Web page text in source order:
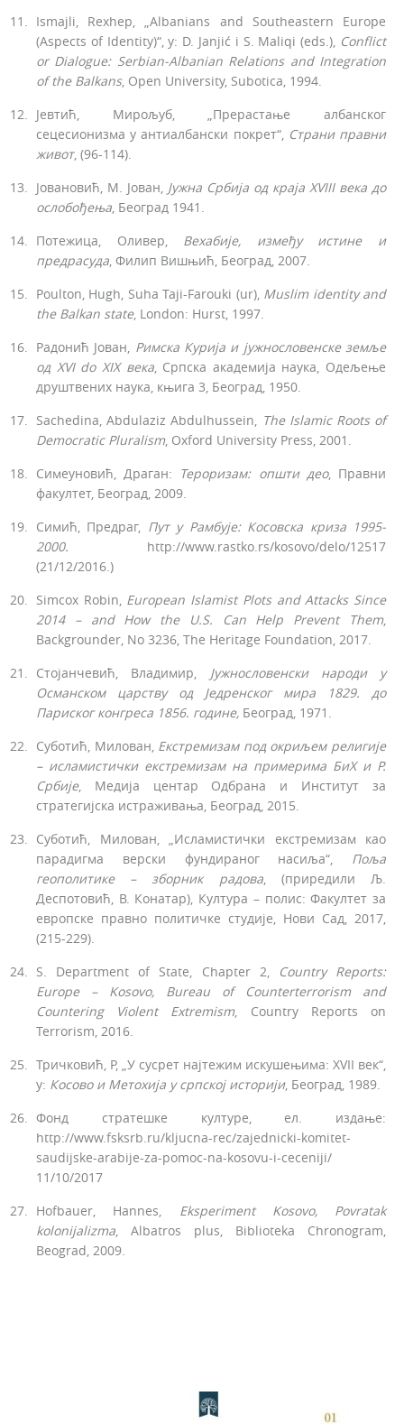
Ismajli, Rexhep, „Albanians and Southeastern Europe
(Aspects of Identity)“, у: D. Janjić i S. Maliqi (eds.), Conflict
or Dialogue: Serbian-Albanian Relations and Integration
of the Balkans, Open University, Subotica, 1994.
Јевтић, Мирољуб, „Прерастање албанског
сецесионизма у антиалбански покрет“, Страни правни
живот, (96-114).
Јовановић, М. Јован, Јужна Србија од краја XVIII века до
ослобођења, Београд 1941.
Потежица, Оливер, Вехабије, између истине и
предрасуда, Филип Вишњић, Београд, 2007.
Poulton, Hugh, Suha Taji-Farouki (ur), Muslim identity and
the Balkan state, London: Hurst, 1997.
Радонић Јован, Римска Курија и јужнословенске земље
од XVI do XIX века, Српска академија наука, Одељење
друштвених наука, књига 3, Београд, 1950.
Sachedina, Abdulaziz Abdulhussein, The Islamic Roots of
Democratic Pluralism, Oxford University Press, 2001.
Симеуновић, Драган: Тероризам: општи део, Правни
факултет, Београд, 2009.
Симић, Предраг, Пут у Рамбује: Косовска криза 1995-
2000. http://www.rastko.rs/kosovo/delo/12517
(21/12/2016.)
Simcox Robin, European Islamist Plots and Attacks Since
2014 – and How the U.S. Can Help Prevent Them,
Backgrounder, No 3236, The Heritage Foundation, 2017.
Стојанчевић, Владимир, Јужнословенски народи у
Османском царству од Једренског мира 1829. до
Париског конгреса 1856. године, Београд, 1971.
Суботић, Милован, Екстремизам под окриљем религије
– исламистички екстремизам на примерима БиХ и Р.
Србије, Медија центар Одбрана и Институт за
стратегијска истраживања, Београд, 2015.
Суботић, Милован, „Исламистички екстремизам као
парадигма верски фундираног насиља“, Поља
геополитике – зборник радова, (приредили Љ.
Деспотовић, В. Конатар), Култура – полис: Факултет за
европске правно политичке студије, Нови Сад, 2017,
(215-229).
S. Department of State, Chapter 2,
Country Reports:
Europe – Kosovo, Bureau of Counterterrorism and
Countering Violent Extremism, Country Reports on
Terrorism, 2016.
Тричковић, Р, „У сусрет најтежим искушењима: XVII век“,
у: Косово и Метохија у српској историји, Београд, 1989.
Фонд стратешке културе, ел. издање:
http://www.fsksrb.ru/kljucna-rec/zajednicki-komitet-
saudijske-arabije-za-pomoc-na-kosovu-i-ceceniji/
11/10/2017
Hofbauer, Hannes, Eksperiment Kosovo, Povratak
kolonijalizma, Albatros plus, Biblioteka Chronogram,
Beograd, 2009.